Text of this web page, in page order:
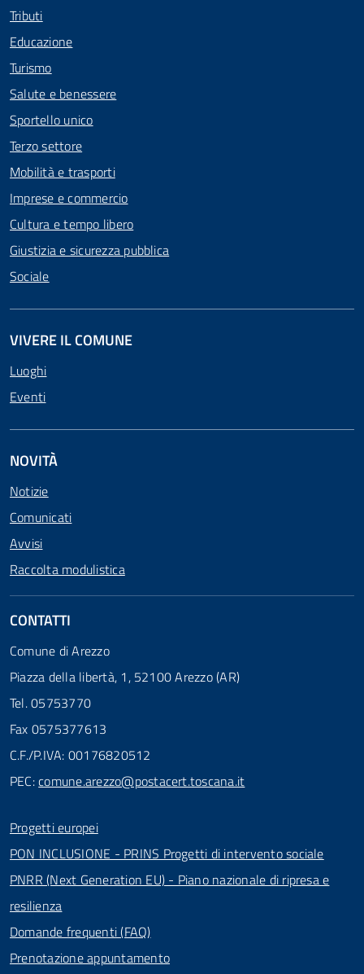
Tributi
Educazione
Turismo
Salute e benessere
Sportello unico
Terzo settore
Mobilità e trasporti
Imprese e commercio
Cultura e tempo libero
Giustizia e sicurezza pubblica
Sociale
VIVERE IL COMUNE
Luoghi
Eventi
NOVITÀ
Notizie
Comunicati
Avvisi
Raccolta modulistica
CONTATTI
Comune di Arezzo
Piazza della libertà, 1, 52100 Arezzo (AR)
Tel. 05753770
Fax 0575377613
C.F./P.IVA: 00176820512
PEC:comune.arezzo@postacert.toscana.it
Progetti europei
PON INCLUSIONE - PRINS Progetti di intervento sociale
PNRR (Next Generation EU) - Piano nazionale di ripresa e
resilienza
Domande frequenti (FAQ)
Prenotazione appuntamento